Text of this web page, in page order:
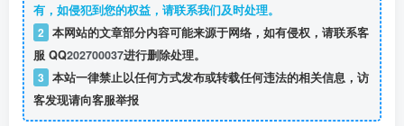
有，如侵犯到您的权益，请联系我们及时处理。
2 本网站的文章部分内容可能来源于网络，如有侵权，请联系客
服 QQ202700037进行删除处理。
3 本站一律禁止以任何方式发布或转载任何违法的相关信息，访
客发现请向客服举报